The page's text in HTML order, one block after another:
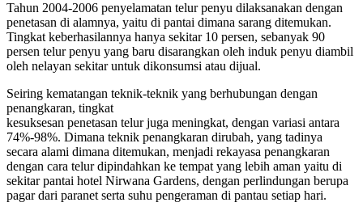
Tahun 2004-2006 penyelamatan telur penyu dilaksanakan dengan
penetasan di alamnya, yaitu di pantai dimana sarang ditemukan.
Tingkat keberhasilannya hanya sekitar 10 persen, sebanyak 90
persen telur penyu yang baru disarangkan oleh induk penyu diambil
oleh nelayan sekitar untuk dikonsumsi atau dijual.
Seiring kematangan teknik-teknik yang berhubungan dengan
penangkaran, tingkat
kesuksesan penetasan telur juga meningkat, dengan variasi antara
74%-98%. Dimana teknik penangkaran dirubah, yang tadinya
secara alami dimana ditemukan, menjadi rekayasa penangkaran
dengan cara telur dipindahkan ke tempat yang lebih aman yaitu di
sekitar pantai hotel Nirwana Gardens, dengan perlindungan berupa
pagar dari paranet serta suhu pengeraman di pantau setiap hari.